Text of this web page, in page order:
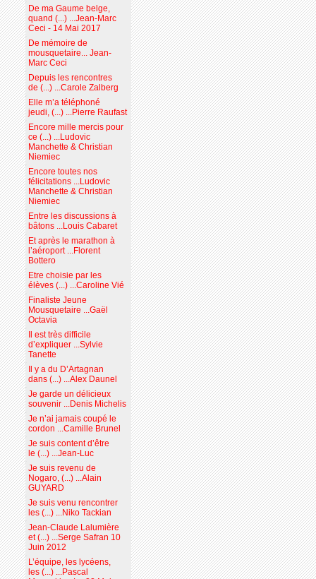
De ma Gaume belge,
quand (...) ...Jean-Marc
Ceci - 14 Mai 2017
De mémoire de
mousquetaire... Jean-
Marc Ceci
Depuis les rencontres
de (...) ...Carole Zalberg
Elle m’a téléphoné
jeudi, (...) ...Pierre Raufast
Encore mille mercis pour
ce (...) ...Ludovic
Manchette & Christian
Niemiec
Encore toutes nos
félicitations ...Ludovic
Manchette & Christian
Niemiec
Entre les discussions à
bâtons ...Louis Cabaret
Et après le marathon à
l’aéroport ...Florent
Bottero
Etre choisie par les
élèves (...) ...Caroline Vié
Finaliste Jeune
Mousquetaire ...Gaël
Octavia
Il est très difficile
d’expliquer ...Sylvie
Tanette
Il y a du D’Artagnan
dans (...) ...Alex Daunel
Je garde un délicieux
souvenir ...Denis Michelis
Je n’ai jamais coupé le
cordon ...Camille Brunel
Je suis content d’être
le (...) ...Jean-Luc
Je suis revenu de
Nogaro, (...) ...Alain
GUYARD
Je suis venu rencontrer
les (...) ...Niko Tackian
Jean-Claude Lalumière
et (...) ...Serge Safran 10
Juin 2012
L’équipe, les lycéens,
les (...) ...Pascal